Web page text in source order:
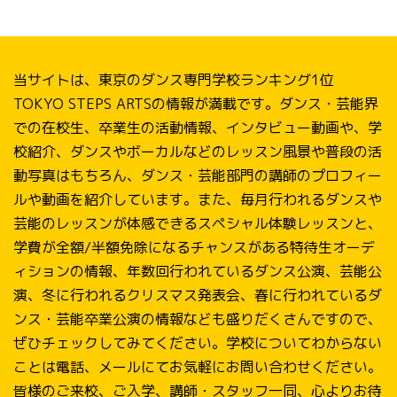
当サイトは、東京のダンス専門学校ランキング1位
TOKYO STEPS ARTSの情報が満載です。ダンス・芸能界
での在校生、卒業生の活動情報、インタビュー動画や、学
校紹介、ダンスやボーカルなどのレッスン風景や普段の活
動写真はもちろん、ダンス・芸能部門の講師のプロフィー
ルや動画を紹介しています。また、毎月行われるダンスや
芸能のレッスンが体感できるスペシャル体験レッスンと、
学費が全額/半額免除になるチャンスがある特待生オーデ
ィションの情報、年数回行われているダンス公演、芸能公
演、冬に行われるクリスマス発表会、春に行われているダ
ンス・芸能卒業公演の情報なども盛りだくさんですので、
ぜひチェックしてみてください。学校についてわからない
ことは電話、メールにてお気軽にお問い合わせください。
皆様のご来校、ご入学、講師・スタッフ一同、心よりお待